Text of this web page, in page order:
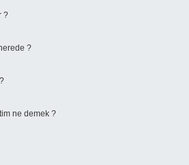
?
?
ne demek ?